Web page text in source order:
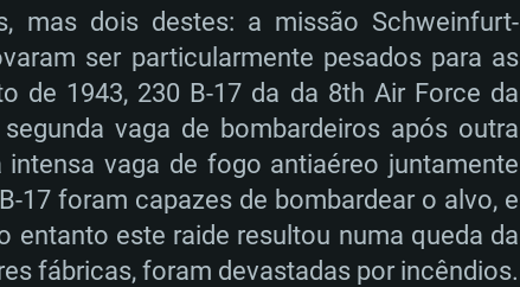
mas dois destes: a missão Schweinfurt-
ser particularmente pesados para as
de 1943, 230 B-17 da da 8th Air Force da
vaga de bombardeiros após outra
vaga de fogo antiaéreo juntamente
17 foram capazes de bombardear o alvo, e
entanto este raide resultou numa queda da
fábricas, foram devastadas por incêndios.